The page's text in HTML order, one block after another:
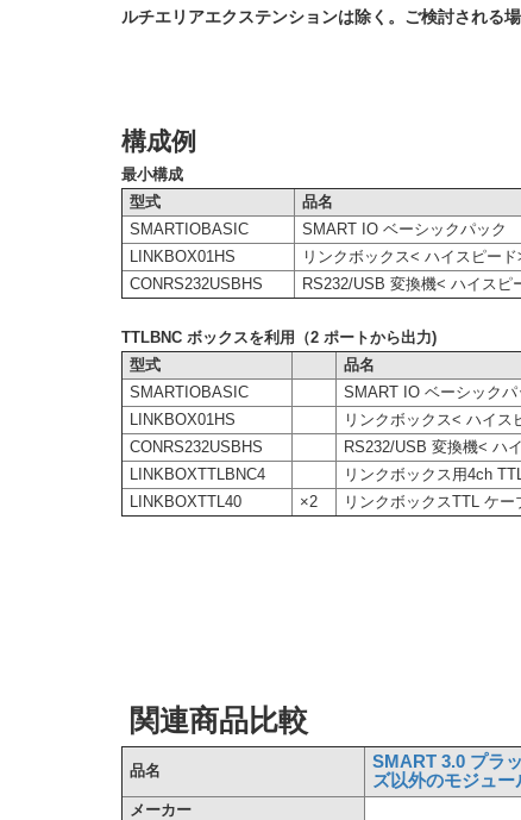
ルチエリアエクステンションは除く。ご検討される
構成例
最小構成
型式
品名
SMARTIOBASIC
SMART IO ベーシックパック
LINKBOX01HS
リンクボックス< ハイスピード
CONRS232USBHS
RS232/USB 変換機< ハイスピ
TTLBNC ボックスを利用（2 ポートから出力)
型式
品名
SMARTIOBASIC
SMART IO ベーシックパ
LINKBOX01HS
リンクボックス< ハイス
CONRS232USBHS
RS232/USB 変換機< ハ
LINKBOXTTLBNC4
リンクボックス用4ch
LINKBOXTTL40
×2 リンクボックスTTL ケー
関連商品比較
品名
SMART 3.0 プラ
ズ以外のモジュー
メーカー